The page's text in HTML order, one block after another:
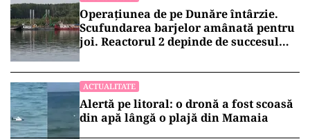
Conforrm meteorologilor, astfel de fenomene se
vor semnala pe arii restrânse și în estul
Munteniei, unde vor fi și condiții de polei.
Avertizarea este în vigoare de miercuri, de la
ora 20.00, până joi, ora 14.00.